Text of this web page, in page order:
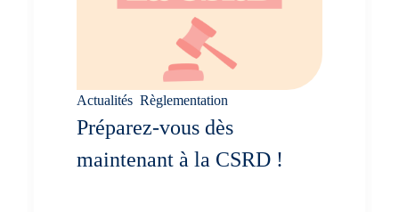
Actualités Règlementation
Préparez-vous dès
maintenant à la CSRD !